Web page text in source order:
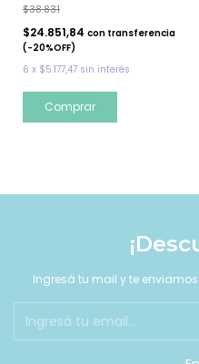
$38.831
$24.851,84 con transferencia
(-20%OFF)
6 x $5.177,47 sin interés
Ingresá tu mail y te